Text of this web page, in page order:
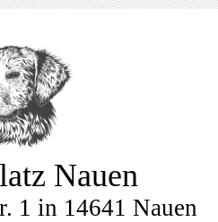
Nauen
1 in 14641 Nauen